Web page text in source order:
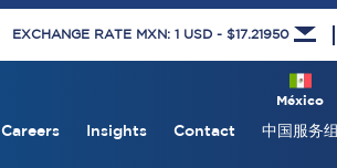
EXCHANGE RATE MXN: 1 USD - $17.21950
México
Careers Insights Contact 中国服务组